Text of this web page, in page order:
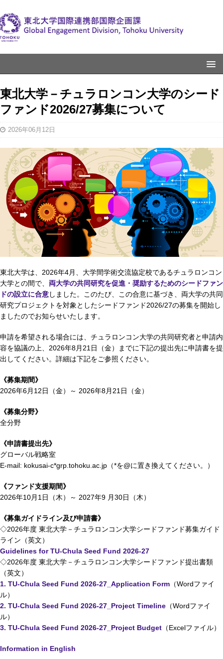
東北大学－チュラロンコン大学のシード
ファンド2026/27募集について
2026年06月12日
東北大学は、2026年4月、大学間学術交流協定校であるチュラロンコン
大学との間で、 両大学の共同研究を促進・奨励するためのシードファン
ドの設立に合意しました。このたび、この合意に基づき、両大学の共同
研究プロジェクトを対象としたシードファンド2026/27の募集を開始し
ましたのでお知らせいたします。
申請を希望される場合には、チュラロンコン大学の共同研究者と申請内
容を協議の上、2026年8月21日（金）までに下記の提出先に申請書を提
出してください。詳細は下記をご参照ください。
《募集期間》
2026年6月12日（金）～ 2026年8月21日（金）
《募集分野》
全分野
《申請書提出先》
グローバル戦略室
E-mail: kokusai-c*grp.tohoku.ac.jp（*を@に置き換えてください。）
《ファンド支援期間》
2026年10月1日（木）～ 2027年9 月30日（木）
《募集ガイドライン及び申請書》
◇2026年度 東北大学－チュラロンコン大学シードファンド募集ガイド
ライン（英文）
Guidelines for TU-Chula Seed Fund 2026-27
◇2026年度 東北大学－チュラロンコン大学シードファンド提出書類
（英文）
1. TU-Chula Seed Fund 2026-27_Application Form （Wordファイ
ル）
2. TU-Chula Seed Fund 2026-27_Project Timeline （Wordファイ
ル）
3. TU-Chula Seed Fund 2026-27_Project Budget （Excelファイル）
Information in English